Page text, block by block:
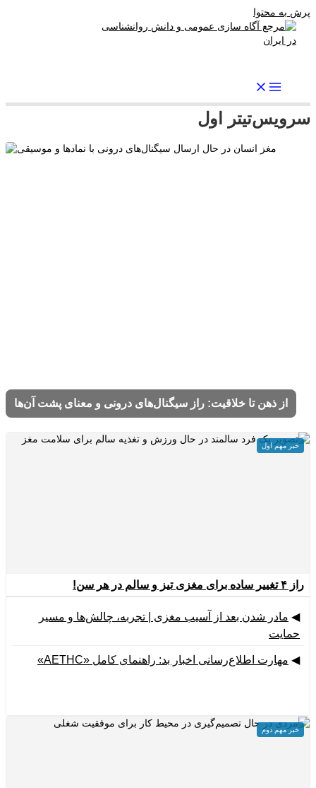
پرش به محتوا
سرویستیتر اول
از ذهن تا خلاقیت: راز سیگنال‌های درونی و معنای پشت آن‌ها
خبر مهم اول
راز ۴ تغییر ساده برای مغزی تیز و سالم در هر سن!
◀ مادر شدن بعد از آسیب مغزی | تجربه، چالش‌ها و مسیر
حمایت
◀ مهارت اطلاع‌رسانی اخبار بد: راهنمای کامل «AETHC»
خبر مهم دوم